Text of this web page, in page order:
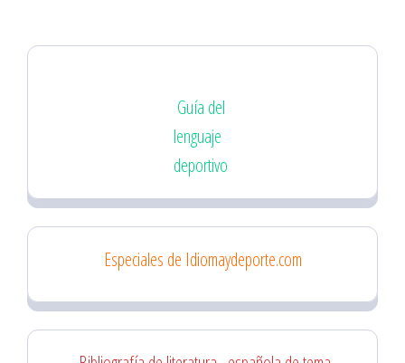
Guía del
lenguaje
deportivo
Especiales de Idiomaydeporte.com